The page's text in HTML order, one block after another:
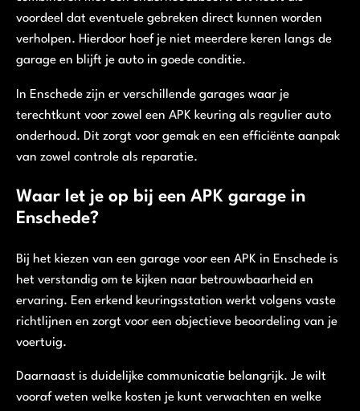
voordeel dat eventuele gebreken direct kunnen worden
verholpen. Hierdoor hoef je niet meerdere keren langs de
garage en blijft je auto in goede conditie.
In Enschede zijn er verschillende garages waar je
terechtkunt voor zowel een APK keuring als regulier auto
onderhoud. Dit zorgt voor gemak en een efficiënte aanpak
van zowel controle als reparatie.
Waar let je op bij een APK garage in
Enschede?
Bij het kiezen van een garage voor een APK in Enschede is
het verstandig om te kijken naar betrouwbaarheid en
ervaring. Een erkend keuringsstation werkt volgens vaste
richtlijnen en zorgt voor een objectieve beoordeling van je
voertuig.
Daarnaast is duidelijke communicatie belangrijk. Je wilt
vooraf weten welke kosten je kunt verwachten en welke